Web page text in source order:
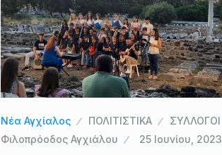
Νέα Αγχίαλος ΠΟΛΙΤΙΣΤΙΚΑ
ΣΥΛΛΟΓΟΙ
Φιλοπρόοδος Αγχιάλου
25 Ιουνίου, 2023